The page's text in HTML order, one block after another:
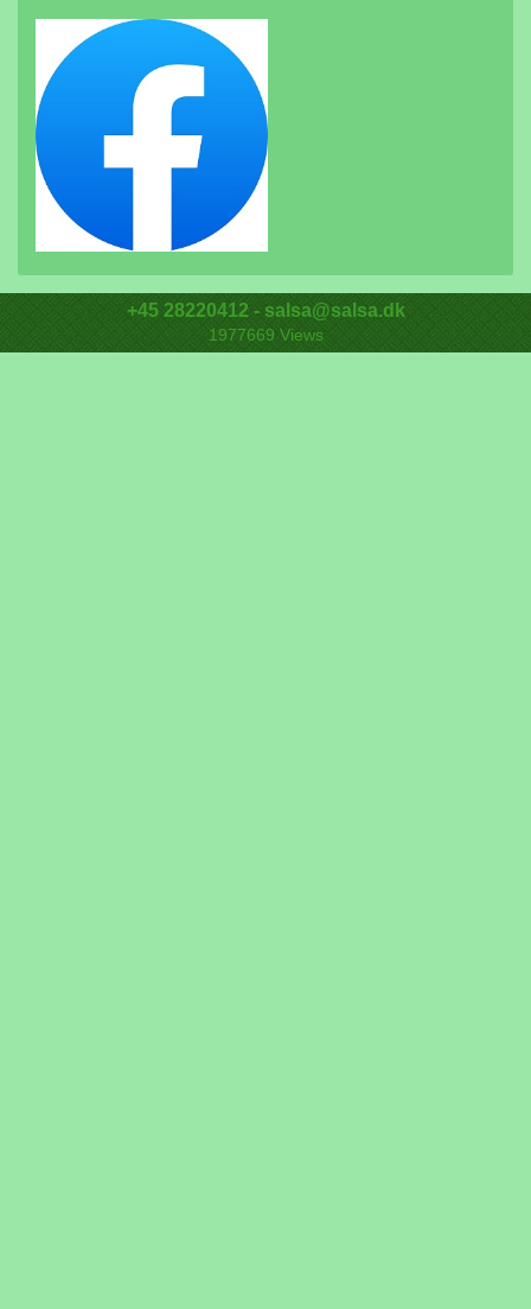
+45 28220412 - salsa@salsa.dk
1977669 Views